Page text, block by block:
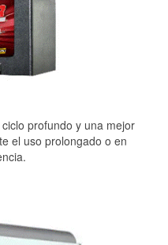
profundo y una mejor
el uso prolongado o en